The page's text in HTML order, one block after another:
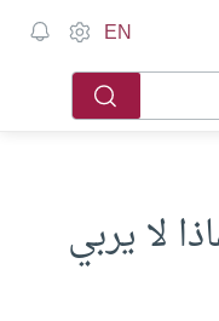
EN
لا يربي